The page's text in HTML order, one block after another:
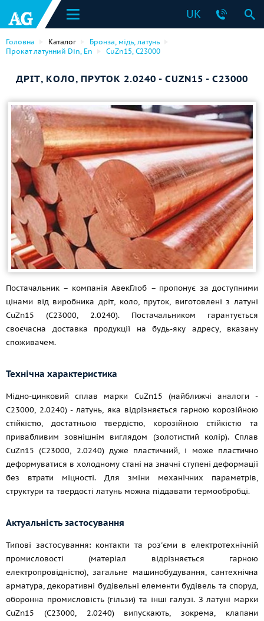
UK
Головна Каталог
Бронза, мідь, латунь
Прокат латунний Din, En
CuZn15, C23000
ДРІТ, КОЛО, ПРУТОК 2.0240 - CUZN15 - C23000
Постачальник – компанія АвекГлоб – пропонує за доступними
цінами від виробника дріт, коло, пруток, виготовлені з латуні
CuZn15 (С23000, 2.0240). Постачальником гарантується
своєчасна доставка продукції на будь-яку адресу, вказану
споживачем.
Технічна характеристика
Мідно-цинковий сплав марки CuZn15 (найближчі аналоги -
С23000, 2.0240) - латунь, яка відрізняється гарною корозійною
стійкістю, достатньою твердістю, корозійною стійкістю та
привабливим зовнішнім виглядом (золотистий колір). Сплав
CuZn15 (С23000, 2.0240) дуже пластичний, і може пластично
деформуватися в холодному стані на значні ступені деформації
без втрати міцності. Для зміни механічних параметрів,
структури та твердості латунь можна піддавати термообробці.
Актуальність застосування
Типові застосування: контакти та роз'єми в електротехнічній
промисловості (матеріал відрізняється гарною
електропровідністю), загальне машинобудування, сантехнічна
арматура, декоративні будівельні елементи будівель та споруд,
оборонна промисловість (гільзи) та інші галузі. З латуні марки
CuZn15 (С23000, 2.0240) випускають, зокрема, клапани